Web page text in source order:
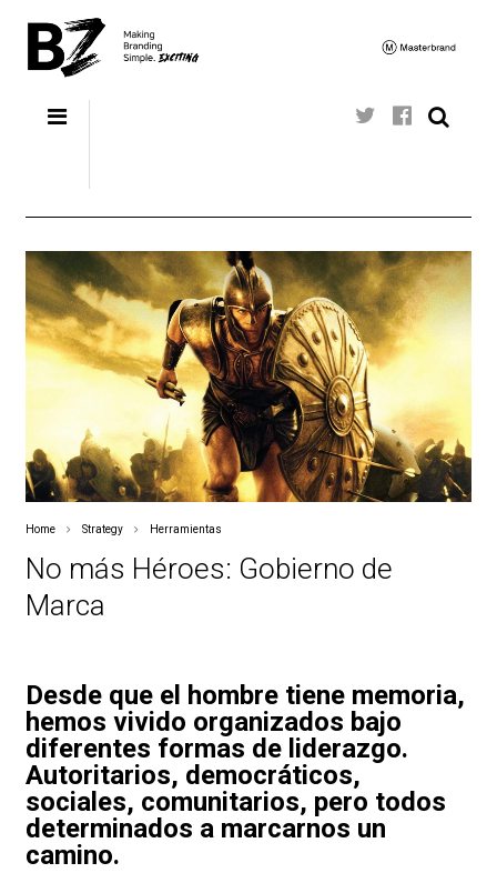
Home Strategy Herramientas
No más Héroes: Gobierno de
Marca
Desde que el hombre tiene memoria,
hemos vivido organizados bajo
diferentes formas de liderazgo.
Autoritarios, democráticos,
sociales, comunitarios, pero todos
determinados a marcarnos un
camino.